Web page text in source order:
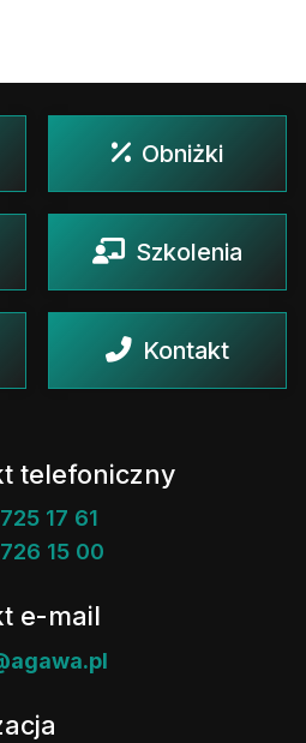
Obniżki
Szkolenia
Kontakt
telefoniczny
17 61
15 00
e-mail